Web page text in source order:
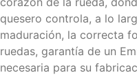
quesero controla, a lo
maduración, la correcta
ruedas, garantía de un
necesaria para su